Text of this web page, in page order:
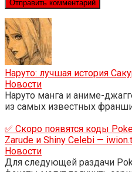
Наруто: лучшая история
Новости
Наруто манга и аниме-
из самых известных
✅ Скоро появятся коды
Zarude и Shiny Celebi —
Новости
Для следующей раздачи